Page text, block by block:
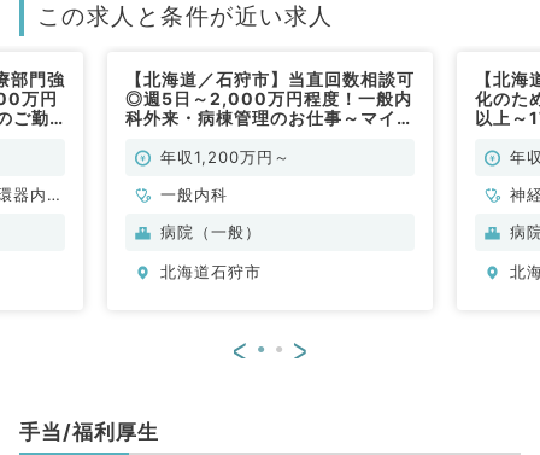
この求人と条件が近い求人
部門強
万円
ご勤
器内
【北海道／石狩市】当直回数相談可
◎週5日～2,000万円程度！一般内
科外来・病棟管理のお仕事～マイカ
年収1,200万円～
一般内科
病院（一般）
北海道石狩市
【北
化のた
以上～
年
神
科
内
病
北
< >
手当/福利厚生